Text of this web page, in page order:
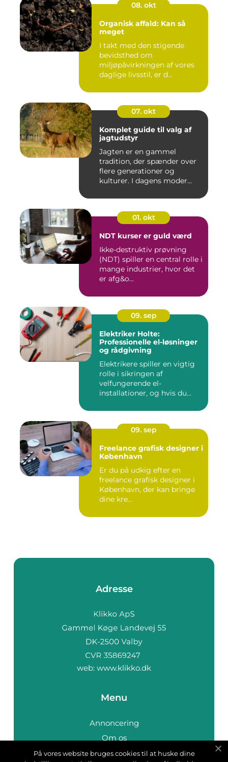
08. okt
Organisk affald: Kan så
meget
I takt med den stigende
bevidsthed om
miljøpåvirkningen af vores
daglige livsstil, er d...
07. okt
Komplet guide til valg af
jagtudstyr
Jagten er en gammel
tradition, der spænder over
flere generationer og
kulturer. I dagens moder...
01. okt
NDT kurser er guld værd
Ikke-destruktiv prøvning
(NDT) spiller en central rolle i
mange industrier, hvor det
er afg&o...
09. sep
Elektriker Holte:
Professionelle el-løsninger
og rådgivning
Elektrikere spiller en vigtig
rolle i sikringen af
velfungerende el-
installationer, og hvis du
09. sep
Freelance grafisk designer i
København
Er du på udkig efter en
freelance grafisk designer i
København, der kan bringe
dine kre...
Adresse
web: www.klikko.dk
Menu
Annoncering
Om os
Cookies
På vores website bruges cookies til at huske dine